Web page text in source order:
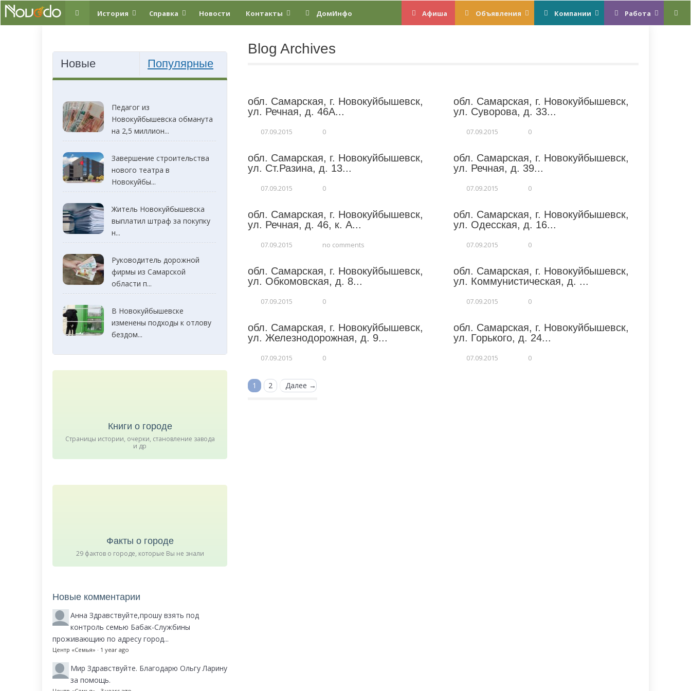
История Справка Новости Контакты Работа
Компании
Объявления
Афиша
ДомИнфо
Blog Archives
обл. Самарская, г. Новокуйбышевск,
ул. Речная, д. 46А...
07.09.2015 0
обл. Самарская, г. Новокуйбышевск,
ул. Суворова, д. 33...
07.09.2015 0
обл. Самарская, г. Новокуйбышевск,
ул. Ст.Разина, д. 13...
07.09.2015 0
обл. Самарская, г. Новокуйбышевск,
ул. Речная, д. 39...
07.09.2015 0
обл. Самарская, г. Новокуйбышевск,
ул. Речная, д. 46, к. А...
07.09.2015 no comments
обл. Самарская, г. Новокуйбышевск,
ул. Одесская, д. 16...
07.09.2015 0
обл. Самарская, г. Новокуйбышевск,
ул. Обкомовская, д. 8...
07.09.2015 0
обл. Самарская, г. Новокуйбышевск,
ул. Коммунистическая, д. ...
07.09.2015 0
обл. Самарская, г. Новокуйбышевск,
ул. Железнодорожная, д. 9...
07.09.2015 0
обл. Самарская, г. Новокуйбышевск,
ул. Горького, д. 24...
07.09.2015 0
1 2 Далее →
Новые Популярные
Педагог из
Новокуйбышевска обманута
на 2,5 миллион...
Завершение строительства
нового театра в
Новокуйбы...
Житель Новокуйбышевска
выплатил штраф за покупку
н...
Руководитель дорожной
фирмы из Самарской
области п...
В Новокуйбышевске
изменены подходы к отлову
бездом...
Книги о городе
Страницы истории, очерки, становление завода
и др
Факты о городе
29 фактов о городе, которые Вы не знали
Новые комментарии
Анна Здравствуйте,прошу взять под
контроль семью Бабак-Службины
проживающию по адресу город...
Центр «Семья» · 1 year ago
Мир Здравствуйте. Благодарю Ольгу Ларину
за помощь.